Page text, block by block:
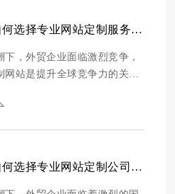
制公司为企业提供了一站式网站
展国际市场，实现全球化战略目
谨慎考虑，确保最终获得的网站能
世界舞台。
外贸企业如何选择专业网站定制服务提升全球竞争力
下，外贸企业面临激烈竞争，
网站是提升全球竞争力的关键
客户，增强企业影响力。那
业要明确自身需求与目标。比
面向哪些海外市场，不同地区
外贸企业如何选择专业网站定制公司提升全球竞争力